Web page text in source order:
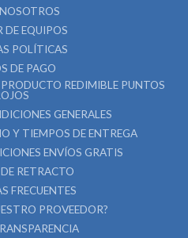
DE EQUIPOS
POLÍTICAS
DE PAGO
REDIMIBLE PUNTOS
GENERALES
Y TIEMPOS DE ENTREGA
ENVÍOS GRATIS
RETRACTO
FRECUENTES
PROVEEDOR?